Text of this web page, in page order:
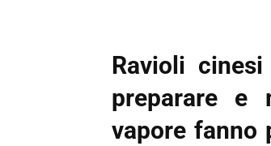
Ravioli
preparare e
vapore fanno